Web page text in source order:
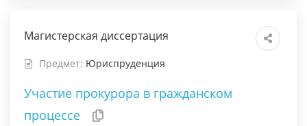
Магистерская диссертация
Предмет: Юриспруденция
Участие прокурора в гражданском
процессе